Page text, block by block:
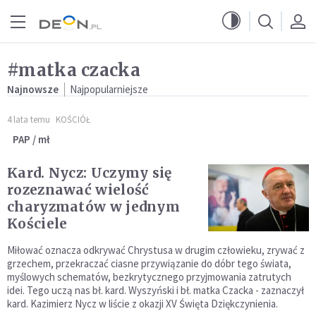
#matka czacka
Najnowsze Najpopularniejsze
4 lata temu KOŚCIÓŁ
PAP / mł
Kard. Nycz: Uczymy się
rozeznawać wielość
charyzmatów w jednym
Kościele
Miłować oznacza odkrywać Chrystusa w drugim człowieku, zrywać z
grzechem, przekraczać ciasne przywiązanie do dóbr tego świata,
myślowych schematów, bezkrytycznego przyjmowania zatrutych
idei. Tego uczą nas bł. kard. Wyszyński i bł. matka Czacka - zaznaczył
kard. Kazimierz Nycz w liście z okazji XV Święta Dziękczynienia.